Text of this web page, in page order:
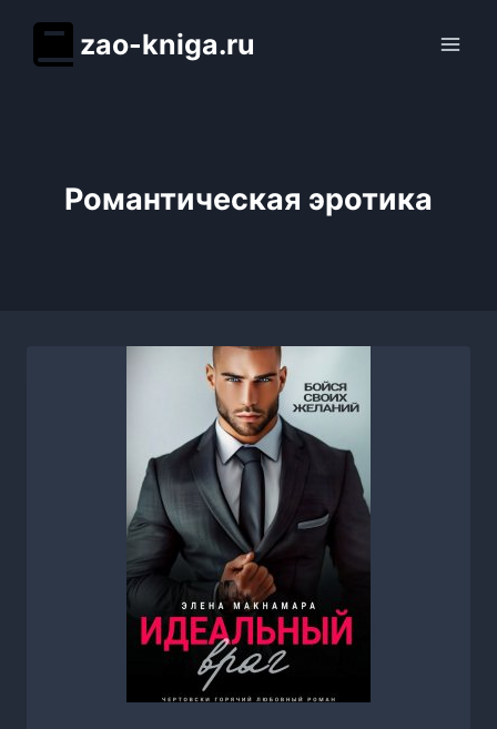
содержимому
zao-kniga.ru
Романтическая эротика